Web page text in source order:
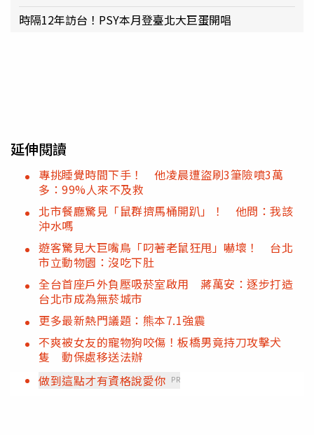
時隔12年訪台！PSY本月登臺北大巨蛋開唱
延伸閱讀
專挑睡覺時間下手！ 他凌晨遭盜刷3筆險噴3萬
多：99%人來不及救
北市餐廳驚見「鼠群擠馬桶開趴」！ 他問：我該
沖水嗎
遊客驚見大巨嘴鳥「叼著老鼠狂甩」嚇壞！ 台北
市立動物園：沒吃下肚
全台首座戶外負壓吸菸室啟用 蔣萬安：逐步打造
台北市成為無菸城市
更多最新熱門議題：熊本7.1強震
不爽被女友的寵物狗咬傷！板橋男竟持刀攻擊犬
隻 動保處移送法辦
做到這點才有資格說愛你 PR